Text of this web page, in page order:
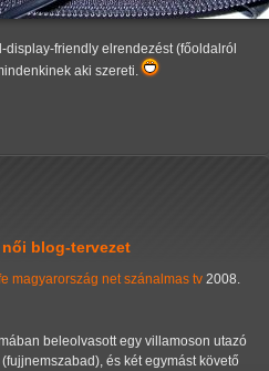
display-friendly elrendezést (főoldalról
aki szereti.
blog-tervezet
magyarország net szánalmas tv 2008.
beleolvasott egy villamoson utazó
és két egymást követő